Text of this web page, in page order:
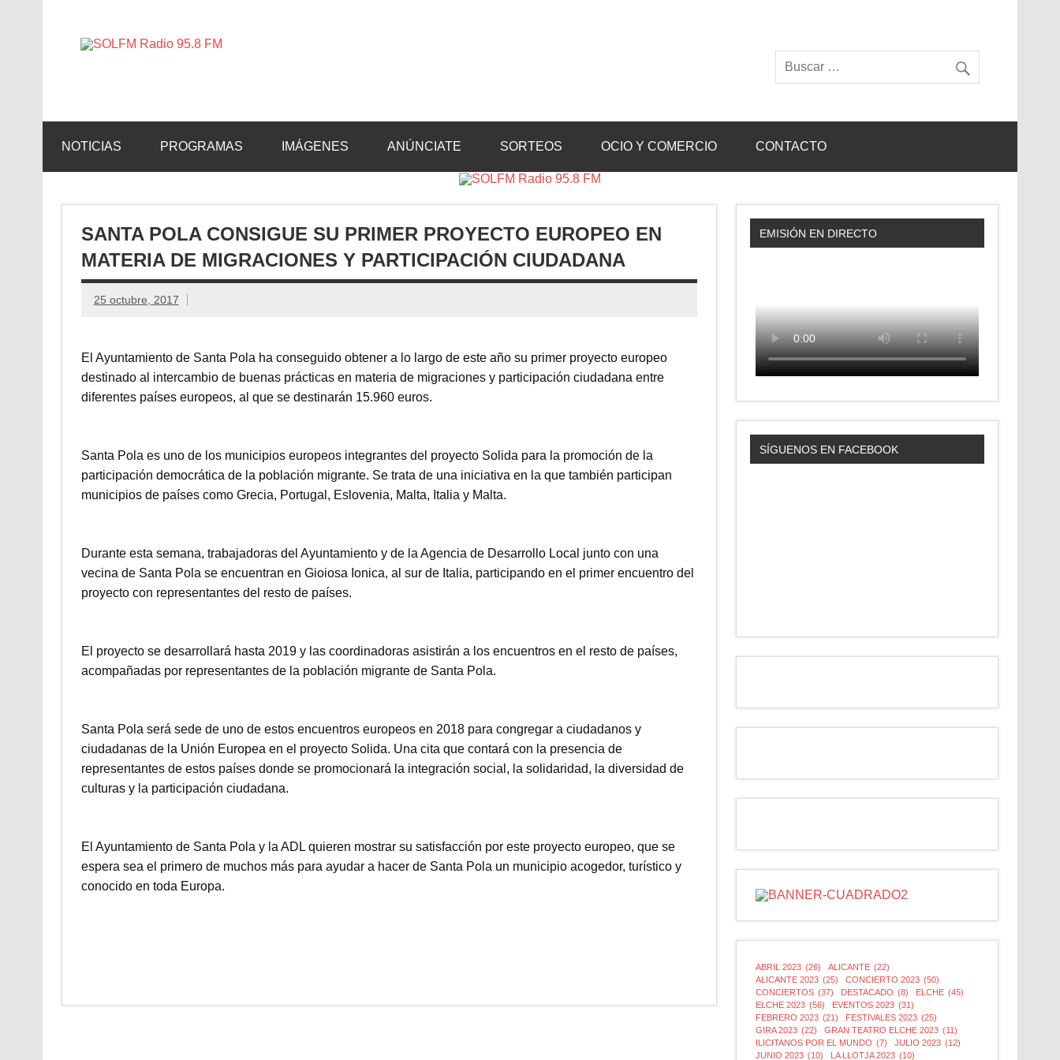
NOTICIAS PROGRAMAS IMÁGENES ANÚNCIATE SORTEOS OCIO Y COMERCIO CONTACTO
SANTA POLA CONSIGUE SU PRIMER PROYECTO EUROPEO EN
MATERIA DE MIGRACIONES Y PARTICIPACIÓN CIUDADANA
25 octubre, 2017
El Ayuntamiento de Santa Pola ha conseguido obtener a lo largo de este año su primer proyecto europeo
destinado al intercambio de buenas prácticas en materia de migraciones y participación ciudadana entre
diferentes países europeos, al que se destinarán 15.960 euros.
Santa Pola es uno de los municipios europeos integrantes del proyecto Solida para la promoción de la
participación democrática de la población migrante. Se trata de una iniciativa en la que también participan
municipios de países como Grecia, Portugal, Eslovenia, Malta, Italia y Malta.
Durante esta semana, trabajadoras del Ayuntamiento y de la Agencia de Desarrollo Local junto con una
vecina de Santa Pola se encuentran en Gioiosa Ionica, al sur de Italia, participando en el primer encuentro del
proyecto con representantes del resto de países.
El proyecto se desarrollará hasta 2019 y las coordinadoras asistirán a los encuentros en el resto de países,
acompañadas por representantes de la población migrante de Santa Pola.
Santa Pola será sede de uno de estos encuentros europeos en 2018 para congregar a ciudadanos y
ciudadanas de la Unión Europea en el proyecto Solida. Una cita que contará con la presencia de
representantes de estos países donde se promocionará la integración social, la solidaridad, la diversidad de
culturas y la participación ciudadana.
El Ayuntamiento de Santa Pola y la ADL quieren mostrar su satisfacción por este proyecto europeo, que se
espera sea el primero de muchos más para ayudar a hacer de Santa Pola un municipio acogedor, turístico y
conocido en toda Europa.
EMISIÓN EN DIRECTO
SÍGUENOS EN FACEBOOK
ABRIL 2023 (26) ALICANTE (22)
ALICANTE 2023 (25) CONCIERTO 2023 (50)
CONCIERTOS (37) DESTACADO (8) ELCHE (45)
ELCHE 2023 (56) EVENTOS 2023 (31)
FEBRERO 2023 (21) FESTIVALES 2023 (25)
GIRA 2023 (22) GRAN TEATRO ELCHE 2023 (11)
ILICITANOS POR EL MUNDO (7) JULIO 2023 (12)
JUNIO 2023 (10) LA LLOTJA 2023 (10)